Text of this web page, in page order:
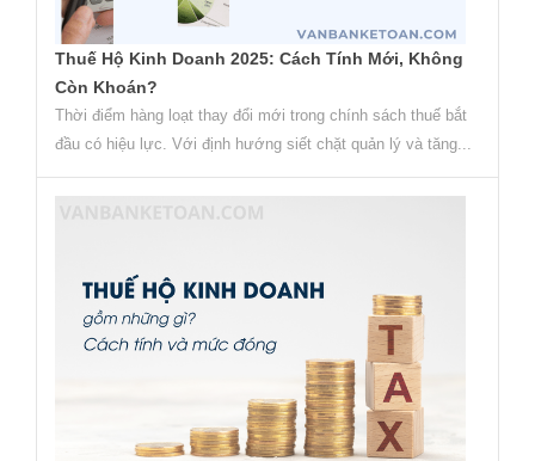
Thuế Hộ Kinh Doanh 2025: Cách Tính Mới, Không
Còn Khoán?
Thời điểm hàng loạt thay đổi mới trong chính sách thuế bắt
đầu có hiệu lực. Với định hướng siết chặt quản lý và tăng...